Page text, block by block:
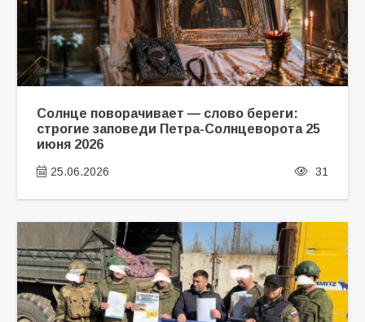
Солнце поворачивает — слово береги:
строгие заповеди Петра-Солнцеворота 25
июня 2026
25.06.2026 31